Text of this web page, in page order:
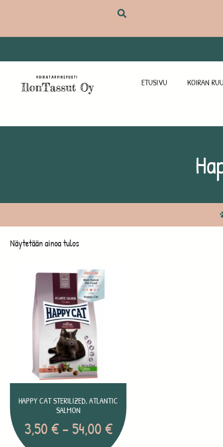
ETUSIVU KOIRAN
Näytetään ainoa tulos
HAPPY CAT STERILIZED, ATLANTIC
SALMON
3,50€– 54,00€